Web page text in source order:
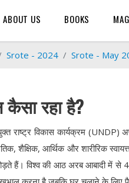
ABOUT US BOOKS
Srote - 2024 Srote - May
कैसा रहा है?
राष्ट्र विकास कार्यक्रम
शैक्षिक, आर्थिक और शारीरिक
हैं। विश्व की आठ अरब आबादी में से